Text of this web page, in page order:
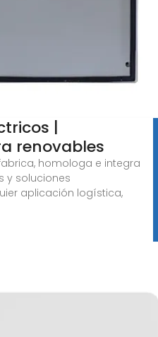
|
renovables
fabrica, homologa e integra
y soluciones
aplicación logística,